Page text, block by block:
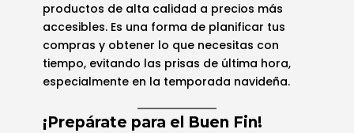
productos de alta calidad a precios más
accesibles. Es una forma de planificar tus
compras y obtener lo que necesitas con
tiempo, evitando las prisas de última hora,
especialmente en la temporada navideña.
¡Prepárate para el Buen Fin!